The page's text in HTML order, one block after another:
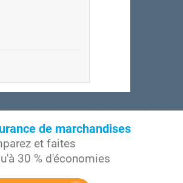
de marchandises
et faites
30 % d'économies